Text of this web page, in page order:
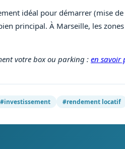
idéal pour démarrer (mise
principal. À Marseille, les
votre box ou parking :en savoir
#investissement #rendement locatif